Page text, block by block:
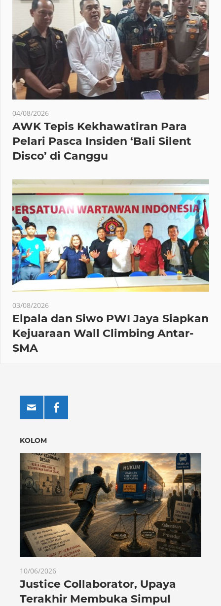
04/08/2026
AWK Tepis Kekhawatiran Para
Pelari Pasca Insiden ‘Bali Silent
Disco’ di Canggu
03/08/2026
Elpala dan Siwo PWI Jaya Siapkan
Kejuaraan Wall Climbing Antar-
SMA
KOLOM
10/06/2026
Justice Collaborator, Upaya
Terakhir Membuka Simpul